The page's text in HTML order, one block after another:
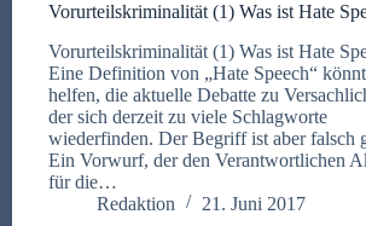
Vorurteilskriminalität (1) Was ist Hate
Vorurteilskriminalität (1) Was ist Hate
Eine Definition von „Hate Speech“
helfen, die aktuelle Debatte zu
der sich derzeit zu viele Schlagworte
wiederfinden. Der Begriff ist aber falsch
Ein Vorwurf, der den Verantwortlichen
für die…
Redaktion
21. Juni 2017